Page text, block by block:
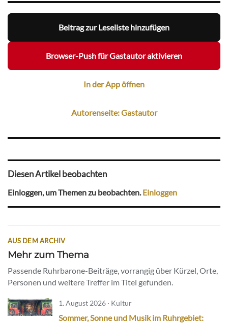
Beitrag zur Leseliste hinzufügen
Browser-Push für Gastautor aktivieren
In der App öffnen
Autorenseite: Gastautor
Diesen Artikel beobachten
Einloggen, um Themen zu beobachten.Einloggen
AUS DEM ARCHIV
Mehr zum Thema
Passende Ruhrbarone-Beiträge, vorrangig über Kürzel, Orte,
Personen und weitere Treffer im Titel gefunden.
1. August 2026 · Kultur
Sommer, Sonne und Musik im Ruhrgebiet: